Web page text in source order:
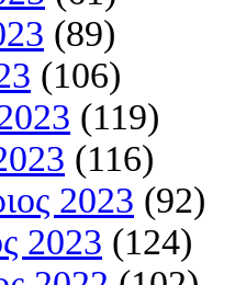
(89)
(106)
(119)
(116)
2023 (92)
2023 (124)